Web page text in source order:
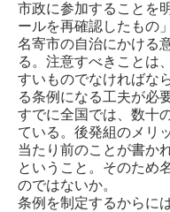
市政に参加することを
ールを再確認したもの
名寄市の自治にかける
る。注意すべきことは
すいものでなければな
る条例になる工夫が必要
すでに全国では、数十
ている。後発組のメリ
当たり前のことが書か
ということ。そのため
のではないか。
条例を制定するからに